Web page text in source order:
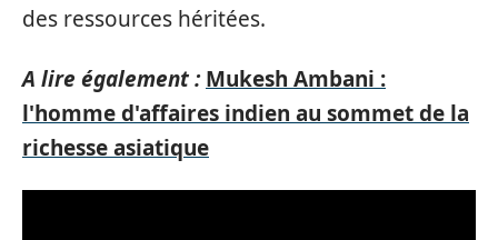
des ressources héritées.
A lire également : Mukesh Ambani :
l'homme d'affaires indien au sommet de la
richesse asiatique